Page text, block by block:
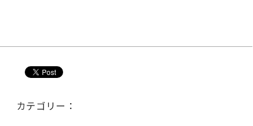
カテゴリー：